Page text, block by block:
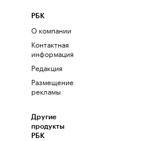
РБК
О компании
Контактная
информация
Редакция
Размещение
рекламы
Другие
продукты
РБК